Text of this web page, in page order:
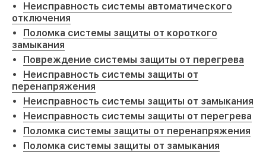
Неисправность системы автоматического
отключения
Поломка системы защиты от короткого
замыкания
Повреждение системы защиты от перегрева
Неисправность системы защиты от
перенапряжения
Неисправность системы защиты от замыкания
Неисправность системы защиты от перегрева
Поломка системы защиты от перенапряжения
Поломка системы защиты от замыкания